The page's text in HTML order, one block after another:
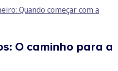
Quando começar com a
O caminho para a